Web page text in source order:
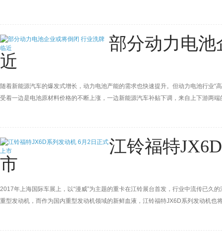
部分动力电
近
随着新能源汽车的爆发式增长，动力电池产能的需求也快速提升。但动力电池行业
受着一边是电池原材料价格的不断上涨，一边新能源汽车补贴下调，来自上下游两
江铃福特
市
2017年上海国际车展上，以“漫威”为主题的重卡在江铃展台首发，行业中流传已久
重型发动机，而作为国内重型发动机领域的新鲜血液，江铃福特JX6D系列发动机也